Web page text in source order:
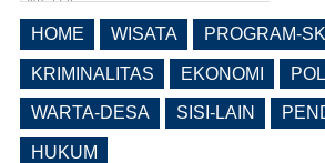
Kesadaran Warga Melalui Rembug
Pencegahan Stunting Berkelanjutan
(0 Reply(s))
HOME WISATA PROGRAM-
KRIMINALITAS EKONOMI
WARTA-DESA SISI-LAIN
HUKUM